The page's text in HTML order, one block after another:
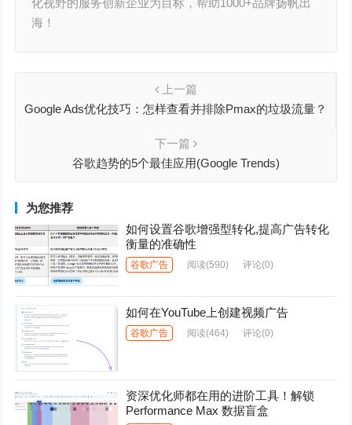
化视野的服务创新企业为目标，帮助1000+品牌扬帆出
海！
上一篇
Google Ads优化技巧：怎样查看并排除Pmax的垃圾流量？
下一篇
谷歌趋势的5个最佳应用(Google Trends)
为您推荐
如何设置谷歌增强型转化,提高广告转化
衡量的准确性
谷歌广告 阅读(590) 评论(0)
如何在YouTube上创建视频广告
谷歌广告 阅读(464) 评论(0)
资深优化师都在用的进阶工具！解锁
Performance Max 数据盲盒